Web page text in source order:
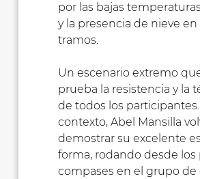
por las bajas
y la presencia de nieve en
tramos.
Un escenario extremo
prueba la resistencia y la
de todos los
contexto, Abel Mansilla
demostrar su excelente
forma, rodando desde los
compases en el grupo de